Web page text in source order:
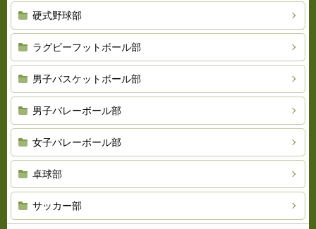
硬式野球部
ラグビーフットボール部
男子バスケットボール部
男子バレーボール部
女子バレーボール部
卓球部
サッカー部